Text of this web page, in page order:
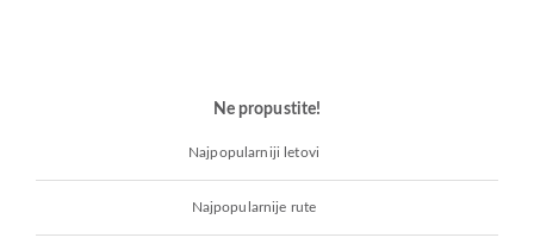
Ne propustite!
Najpopularniji letovi
Najpopularnije rute